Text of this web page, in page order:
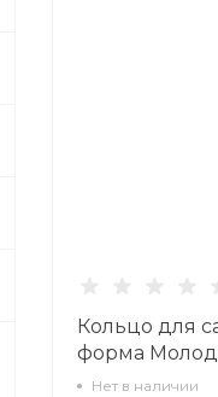
Кольцо для
форма
рисунок
Нет в наличии